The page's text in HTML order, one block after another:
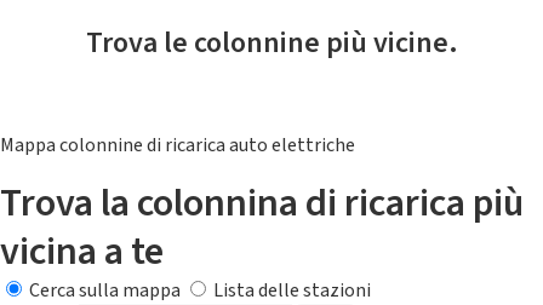
Trova le colonnine più vicine.
Mappa colonnine di ricarica auto elettriche
Trova la colonnina di ricarica più
vicina a te
Cerca sulla mappa
Lista delle stazioni